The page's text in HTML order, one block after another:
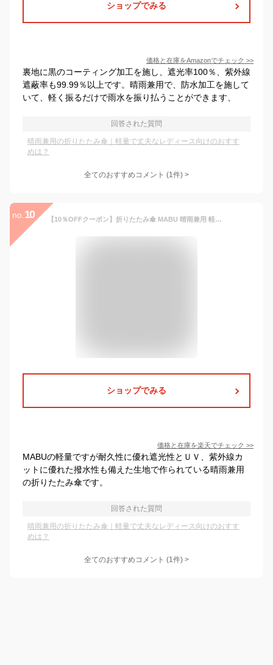
ショップでみる
価格と在庫をAmazonでチェック >>
裏地に黒のコーティング加工を施し、遮光率100％、紫外線
遮蔽率も99.99％以上です。晴雨兼用で、防水加工を施して
いて、軽く振るだけで雨水を振り払うことができます、
回答された質問
晴雨兼用の折りたたみ傘｜軽量で丈夫なレディース向けのおすす
めは？
全てのおすすめコメント (1件) >
no. 10 【10％OFFクーポン】折りたたみ傘 MABU 晴雨兼用 軽い 大きい 丈夫 ワイドライト UV ミニ 65（晴雨兼用 傘 日焼け対策 折りたたみ傘 雨傘 傘 ユニセックス 6本骨 軽量 丈夫 大きめ 紫外線対策 UVカット コンパクト メンズ レディース）【送料無料】【NY】
ショップでみる
価格と在庫を楽天でチェック >>
MABUの軽量ですが耐久性に優れ遮光性とＵＶ、紫外線カ
ットに優れた撥水性も備えた生地で作られている晴雨兼用
の折りたたみ傘です。
回答された質問
晴雨兼用の折りたたみ傘｜軽量で丈夫なレディース向けのおすす
めは？
全てのおすすめコメント (1件) >